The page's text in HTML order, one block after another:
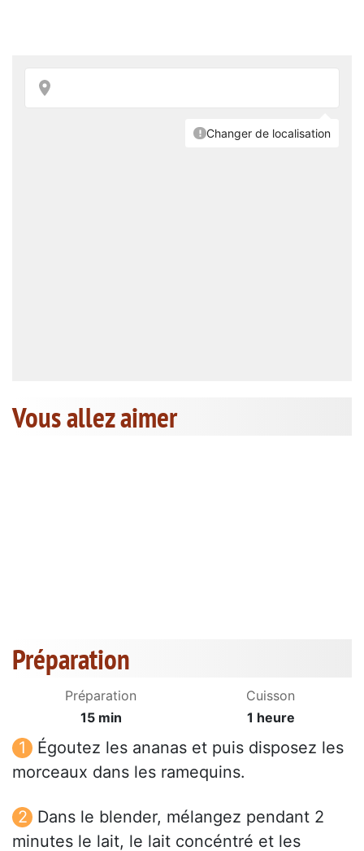
Vous allez aimer
Préparation
Préparation
15 min
Cuisson
1 heure
Égoutez les ananas et puis disposez les
morceaux dans les ramequins.
Dans le blender, mélangez pendant 2
minutes le lait, le lait concéntré et les